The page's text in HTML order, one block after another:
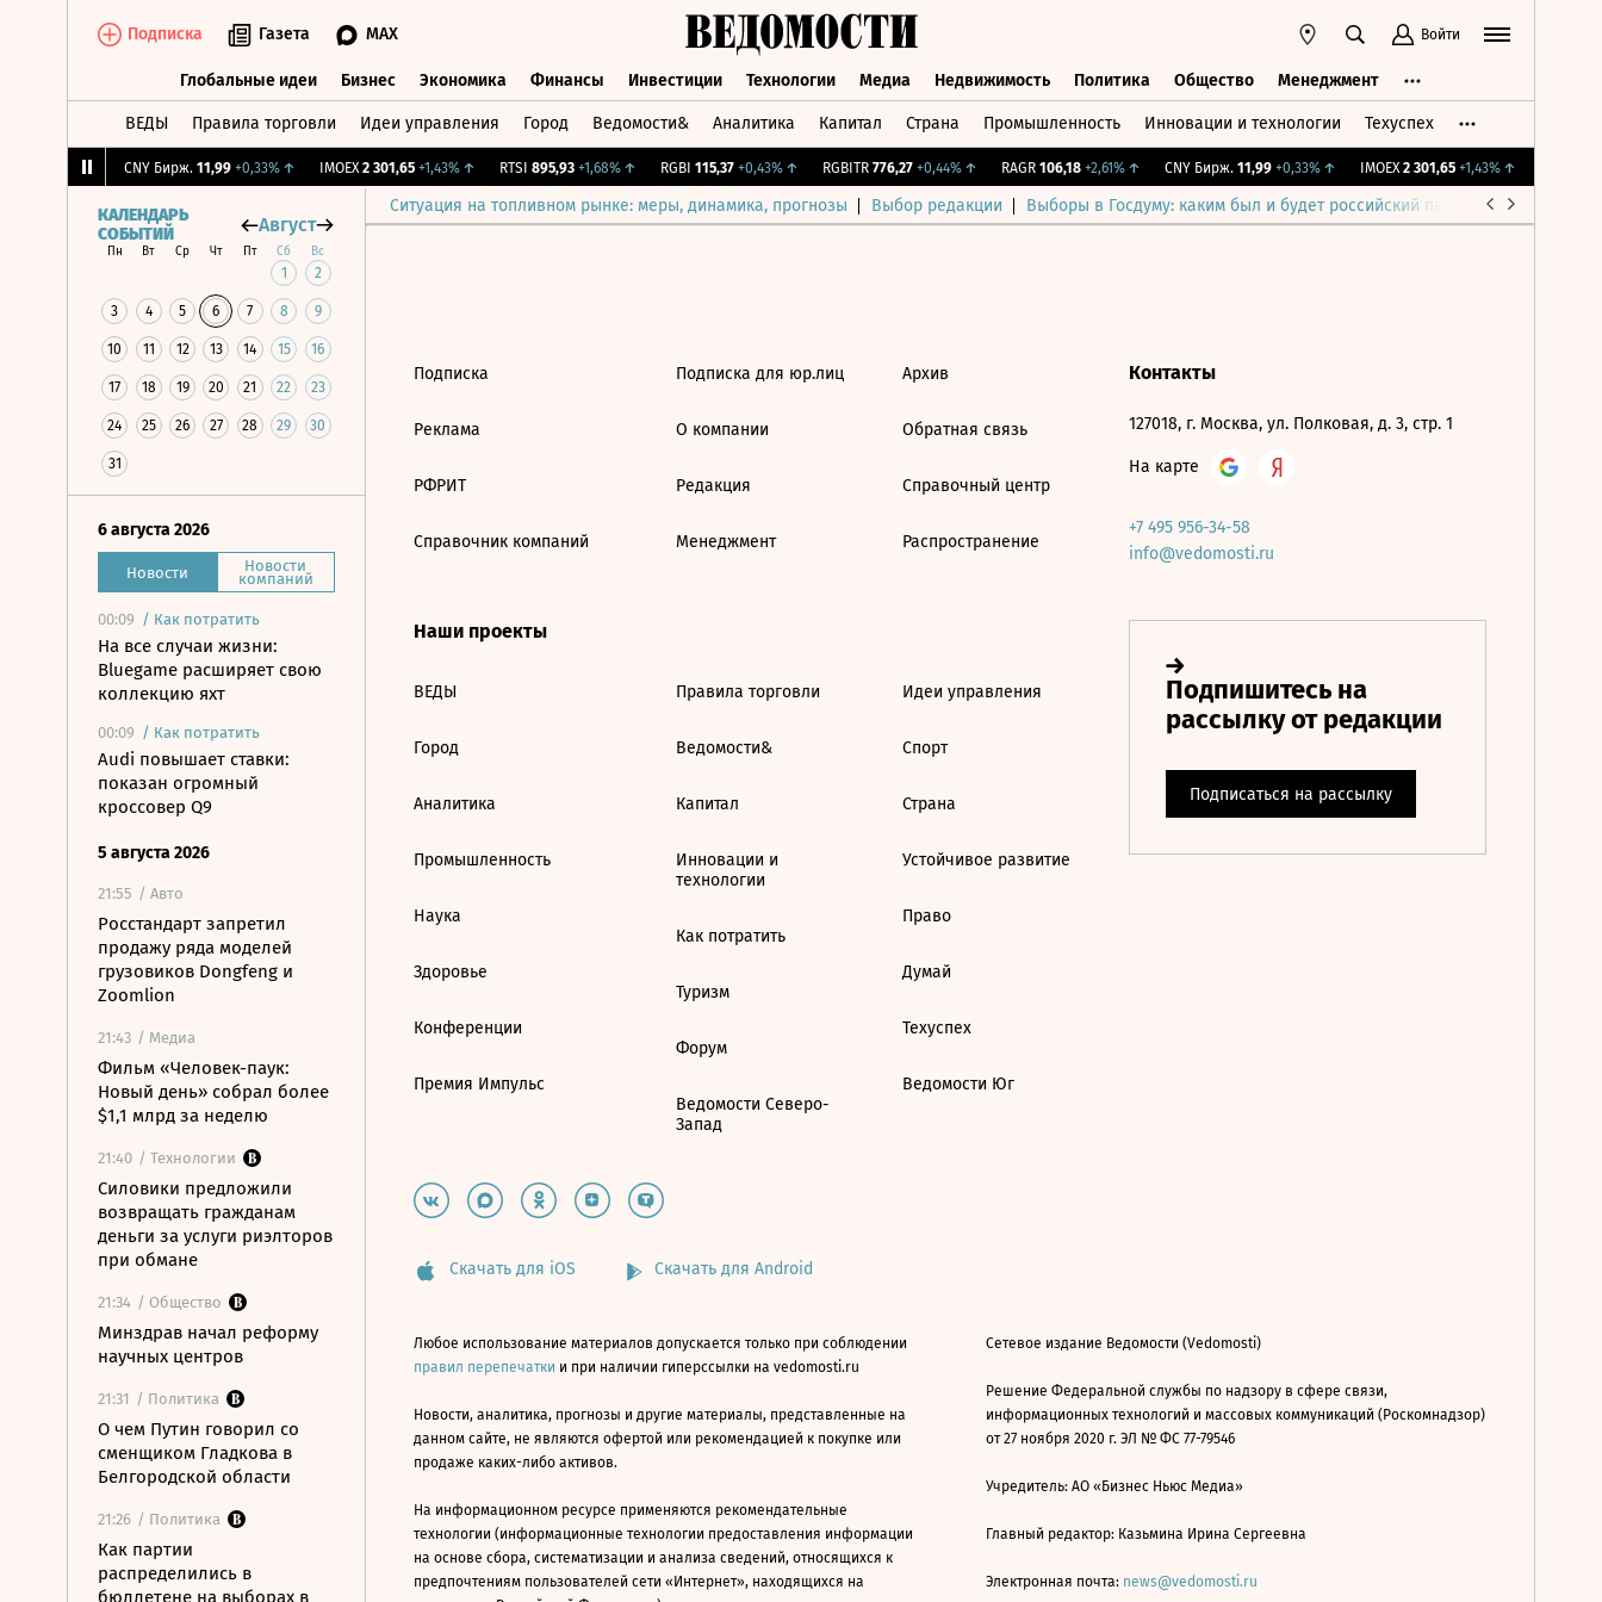
Подписка Газета MAX Войти
Глобальные идеи Бизнес Экономика Финансы Инвестиции Технологии Медиа Недвижимость Политика Общество Менеджмент
ВЕДЫ Правила торговли Идеи управления Город Ведомости& Аналитика Капитал Страна Промышленность Инновации и технологии Техуспех
CNY Бирж. 11,99 +0,33%↑ IMOEX 2 301,65 +1,43%↑ RTSI 895,93 +1,68%↑ RGBI 115,37 +0,43%↑ RGBITR 776,27 +0,44%↑ RAGR 106,18 +2,61%↑ CNY Бирж. 11,99 +0,33%↑ IMOEX 2 301,65 +1,43%↑
Ситуация на топливном рынке: меры, динамика, прогнозы Выбор редакции Выборы в Госдуму: каким был и будет российский парламент
КАЛЕНДАРЬ
СОБЫТИЙ
Август
Пн Вт Ср Чт Пт Сб Вс
1 2
3 4 5 6 7 8 9
10 11 12 13 14 15 16
17 18 19 20 21 22 23
24 25 26 27 28 29 30
31
6 августа 2026
Новости Новости
компаний
00:09 / Как потратить
На все случаи жизни:
Bluegame расширяет свою
коллекцию яхт
00:09 / Как потратить
Audi повышает ставки:
показан огромный
кроссовер Q9
5 августа 2026
21:55 / Авто
Росстандарт запретил
продажу ряда моделей
грузовиков Dongfeng и
Zoomlion
21:43 / Медиа
Фильм «Человек-паук:
Новый день» собрал более
$1,1 млрд за неделю
21:40 / Технологии
Силовики предложили
возвращать гражданам
деньги за услуги риэлторов
при обмане
21:34 / Общество
Минздрав начал реформу
научных центров
21:31 / Политика
О чем Путин говорил со
сменщиком Гладкова в
Белгородской области
21:26 / Политика
Как партии
распределились в
бюллетене на выборах в
Подписка
Реклама
РФРИТ
Справочник компаний
Подписка для юр.лиц
О компании
Редакция
Менеджмент
Архив
Обратная связь
Справочный центр
Распространение
Наши проекты
ВЕДЫ
Город
Аналитика
Промышленность
Наука
Здоровье
Конференции
Премия Импульс
Правила торговли
Ведомости&
Капитал
Инновации и
технологии
Как потратить
Туризм
Форум
Ведомости Северо-
Запад
Идеи управления
Спорт
Страна
Устойчивое развитие
Право
Думай
Техуспех
Ведомости Юг
Контакты
127018, г. Москва, ул. Полковая, д. 3, стр. 1
На карте
+7 495 956-34-58
info@vedomosti.ru
Скачать для iOS Скачать для Android
Любое использование материалов допускается только при соблюдении
правил перепечатки и при наличии гиперссылки на vedomosti.ru
Новости, аналитика, прогнозы и другие материалы, представленные на
данном сайте, не являются офертой или рекомендацией к покупке или
продаже каких-либо активов.
На информационном ресурсе применяются рекомендательные
технологии (информационные технологии предоставления информации
на основе сбора, систематизации и анализа сведений, относящихся к
предпочтениям пользователей сети «Интернет», находящихся на
Сетевое издание Ведомости (Vedomosti)
Решение Федеральной службы по надзору в сфере связи,
информационных технологий и массовых коммуникаций (Роскомнадзор)
от 27 ноября 2020 г. ЭЛ № ФС 77-79546
Учредитель: АО «Бизнес Ньюс Медиа»
Главный редактор: Казьмина Ирина Сергеевна
Электронная почта: news@vedomosti.ru